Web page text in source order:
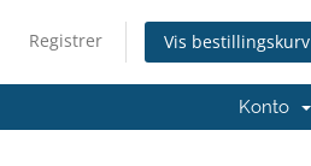
Registrer Vis bestillingskurv
Konto